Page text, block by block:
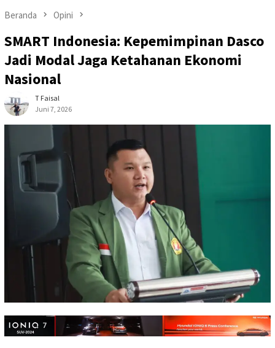
Beranda Opini
SMART Indonesia: Kepemimpinan Dasco
Jadi Modal Jaga Ketahanan Ekonomi
Nasional
T Faisal
Juni 7, 2026